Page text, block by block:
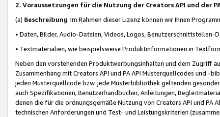
2. Voraussetzungen für die Nutzung der Creators API und der
(a) Beschreibung. Im Rahmen dieser Lizenz können wir Ihnen
• Daten, Bilder, Audio-Dateien, Videos, Logos, Benutzerschnittstellen-
• Textmaterialien, wie beispielsweise Produktinformationen in
Neben den vorstehenden Produktwerbungsinhalten und dem Zugriff
Zusammenhang mit Creators API und PA API Musterquellcodes und
jeden Musterquellcode bzw. jede Musterbibliothek geltenden
auch Spezifikationen, Benutzerhandbücher, Anleitungen,
denen die für die ordnungsgemäße Nutzung von Creators API und PA
technischen Anforderungen und Test- und Leistungskriterien